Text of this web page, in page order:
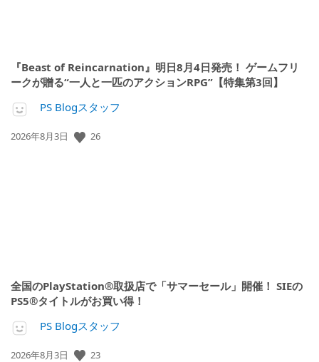
『Beast of Reincarnation』明日8月4日発売！ ゲームフリ
ークが贈る“一人と一匹のアクションRPG”【特集第3回】
PS Blogスタッフ
公
2026年8月3日 26
全国のPlayStation®取扱店で「サマーセール」開催！ SIEの
PS5®タイトルがお買い得！
PS Blogスタッフ
公
2026年8月3日 23